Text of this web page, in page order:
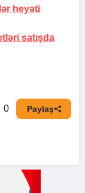
heyəti
satışda
0 Paylaş